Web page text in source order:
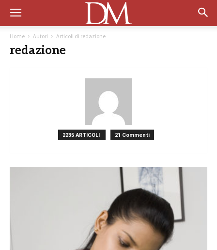
Home Autori Articoli di redazione
redazione
2235 ARTICOLI 21 Commenti